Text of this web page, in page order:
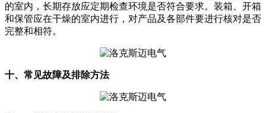
的室内，长期存放应定期检查环境是否符合要求。装箱、开箱
和保管应在干燥的室内进行，对产品及各部件要进行核对是否
完整和相符。
十、常见故障及排除方法